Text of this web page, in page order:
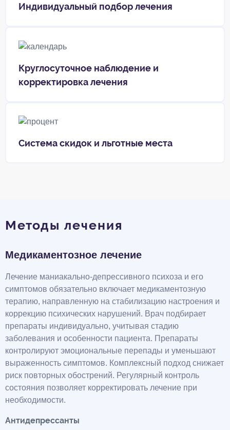
Индивидуальный подбор лечения
Круглосуточное наблюдение и
корректировка лечения
Система скидок и льготные места
Методы лечения
Медикаментозное лечение
Лечение маниакально-депрессивного психоза и его
симптомов обязательно включает медикаментозную
терапию, направленную на стабилизацию настроения и
коррекцию психических нарушений. Врач подбирает
препараты индивидуально, учитывая стадию
заболевания и особенности пациента. Препараты
контролируют эмоциональные перепады и уменьшают
выраженность симптомов. Комплексный подход снижает
риск повторных обострений. Регулярный контроль
состояния позволяет корректировать лечение при
необходимости.
Антидепрессанты